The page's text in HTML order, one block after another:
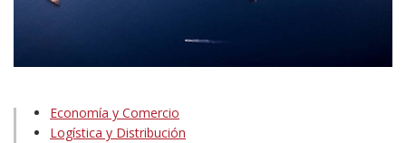
Economía y Comercio
Logística y Distribución